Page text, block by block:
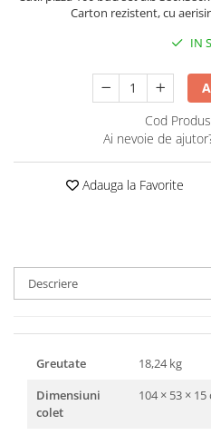
Cutii Pizza Blank
Cutii Pizza Generic
Triunghiuri si accesorii pizza
Carton rezistent, cu
IN
Cod
Ai nevoie de
Adauga la Favorite
Descriere
Greutate
18,24 kg
Dimensiuni
colet
104 × 53 × 15